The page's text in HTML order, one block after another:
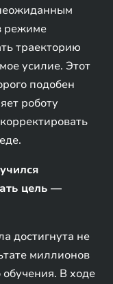
режиме
траекторию
усилие. Этот
подобен
роботу
цель —
достигнута не
миллионов
В ходе